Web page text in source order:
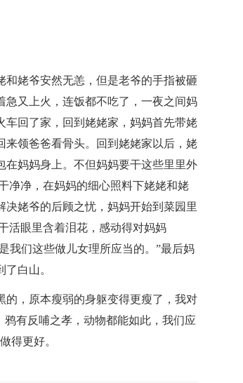
姥爷安然无恙，但是老爷的手指被砸
又上火，连饭都不吃了，一夜之间妈
回了家，回到姥姥家，妈妈首先带姥
来领爸爸看骨头。回到姥姥家以后，姥
在妈妈身上。不但妈妈要干这些里里外
净净，在妈妈的细心照料下姥姥和姥
姥爷的后顾之忧，妈妈开始到菜园里
活眼里含着泪花，感动得对妈妈
我们这些做儿女理所应当的。”最后妈
白山。
，原本瘦弱的身躯变得更瘦了，我对
有反哺之孝，动物都能如此，我们应
得更好。